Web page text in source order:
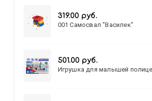
319.00 руб.
001 Самосвал "Василек"
501.00 руб.
Игрушка для малышей